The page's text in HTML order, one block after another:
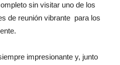
sin visitar uno de los
de reunión vibrante para los
impresionante y, junto